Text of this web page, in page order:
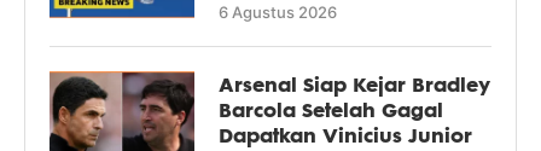
6 Agustus 2026
Arsenal Siap Kejar Bradley
Barcola Setelah Gagal
Dapatkan Vinicius Junior